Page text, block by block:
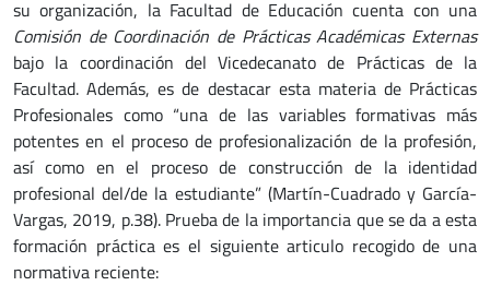
su organización, la Facultad de Educación cuenta con una
Comisión de Coordinación de Prácticas Académicas Externas
bajo la coordinación del Vicedecanato de Prácticas de la
Facultad. Además, es de destacar esta materia de Prácticas
Profesionales como “una de las variables formativas más
potentes en el proceso de profesionalización de la profesión,
así como en el proceso de construcción de la identidad
profesional del/de la estudiante” (Martín-Cuadrado y García-
Vargas, 2019, p.38). Prueba de la importancia que se da a esta
formación práctica es el siguiente articulo recogido de una
normativa reciente: